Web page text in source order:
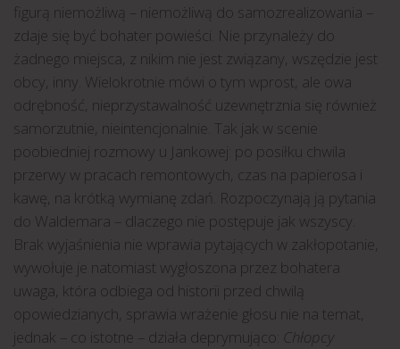
figurą niemożliwą – niemożliwą do samozrealizowania –
zdaje się być bohater powieści. Nie przynależy do
żadnego miejsca, z nikim nie jest związany, wszędzie jest
obcy, inny. Wielokrotnie mówi o tym wprost, ale owa
odrębność, nieprzystawalność uzewnętrznia się również
samorzutnie, nieintencjonalnie. Tak jak w scenie
poobiedniej rozmowy u Jankowej: po posiłku chwila
przerwy w pracach remontowych, czas na papierosa i
kawę, na krótką wymianę zdań. Rozpoczynają ją pytania
do Waldemara – dlaczego nie postępuje jak wszyscy.
Brak wyjaśnienia nie wprawia pytających w zakłopotanie,
wywołuje je natomiast wygłoszona przez bohatera
uwaga, która odbiega od historii przed chwilą
opowiedzianych, sprawia wrażenie głosu nie na temat,
jednak – co istotne – działa deprymująco: Chłopcy